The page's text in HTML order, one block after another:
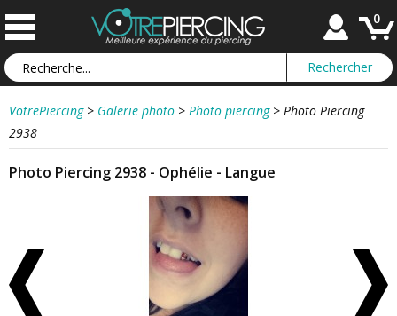
0
VotrePiercing > Galerie photo > Photo piercing > Photo Piercing
2938
Photo Piercing 2938 - Ophélie - Langue